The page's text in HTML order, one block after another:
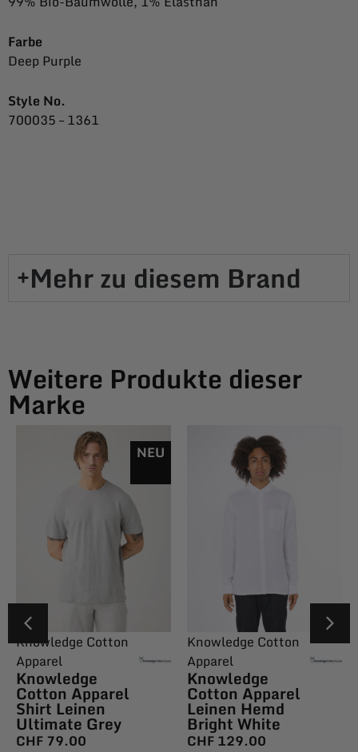
Farbe
Deep Purple
Style No.
700035 – 1361
Mehr zu diesem Brand​
Weitere Produkte dieser
Marke
NEU
Knowledge Cotton
Apparel
Knowledge
Cotton Apparel
Shirt Leinen
Ultimate Grey
CHF 79.00
Knowledge Cotton
Apparel
Knowledge
Cotton Apparel
Leinen Hemd
Bright White
CHF129.00